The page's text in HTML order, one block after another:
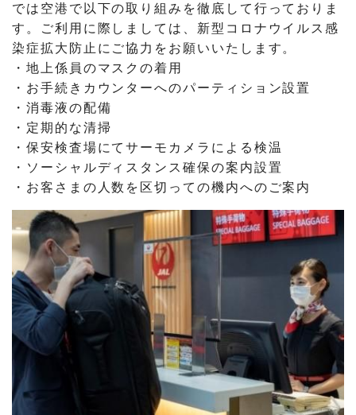
では空港で以下の取り組みを徹底して行っておりま
す。ご利用に際しましては、新型コロナウイルス感
染症拡大防止にご協力をお願いいたします。
・地上係員のマスクの着用
・お手続きカウンターへのパーティション設置
・消毒液の配備
・定期的な清掃
・保安検査場にてサーモカメラによる検温
・ソーシャルディスタンス確保の案内設置
・お客さまの人数を区切っての機内へのご案内